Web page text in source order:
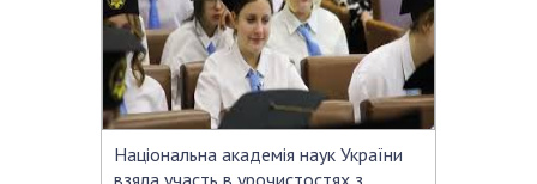
Ради, комітети та комісії
Наукові центри МОН та НАН України
Громадські організації
Національна академія наук України
взяла участь в урочистостях з